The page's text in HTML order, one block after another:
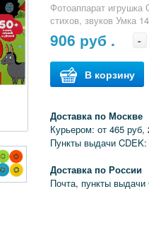
Фотоаппарат игрушка
стихов, звуков Умка
906 руб . -
В корзину
Доставка по Москве
Курьером: от 465 руб,
Пункты выдачи
Доставка по России
Почта, пункты выдачи